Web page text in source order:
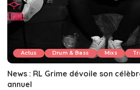
Actus Drum & Bass Mixs
News : RL Grime dévoile son
annuel